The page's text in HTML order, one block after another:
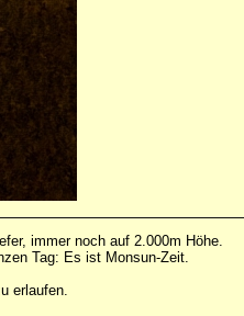
immer noch auf 2.000m Höhe.
Tag: Es ist Monsun-Zeit.
erlaufen.